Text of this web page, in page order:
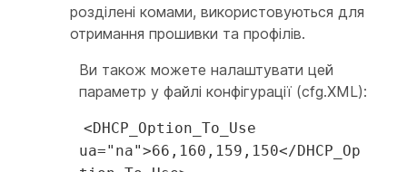
розділені комами, використовуються для
отримання прошивки та профілів.
Ви також можете налаштувати цей
параметр у файлі конфігурації (cfg.XML):
<DHCP_Option_To_Use
ua="na">66,160,159,150</DHCP_Op